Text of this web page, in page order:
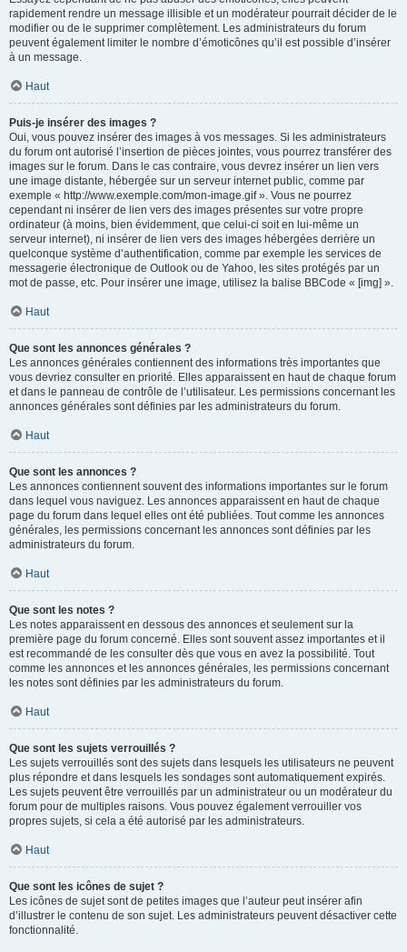
rapidement rendre un message illisible et un modérateur pourrait décider de le
modifier ou de le supprimer complètement. Les administrateurs du forum
peuvent également limiter le nombre d’émoticônes qu’il est possible d’insérer
à un message.
Haut
Puis-je insérer des images ?
Oui, vous pouvez insérer des images à vos messages. Si les administrateurs
du forum ont autorisé l’insertion de pièces jointes, vous pourrez transférer des
images sur le forum. Dans le cas contraire, vous devrez insérer un lien vers
une image distante, hébergée sur un serveur internet public, comme par
exemple « http://www.exemple.com/mon-image.gif ». Vous ne pourrez
cependant ni insérer de lien vers des images présentes sur votre propre
ordinateur (à moins, bien évidemment, que celui-ci soit en lui-même un
serveur internet), ni insérer de lien vers des images hébergées derrière un
quelconque système d’authentification, comme par exemple les services de
messagerie électronique de Outlook ou de Yahoo, les sites protégés par un
mot de passe, etc. Pour insérer une image, utilisez la balise BBCode « [img] ».
Haut
Que sont les annonces générales ?
Les annonces générales contiennent des informations très importantes que
vous devriez consulter en priorité. Elles apparaissent en haut de chaque forum
et dans le panneau de contrôle de l’utilisateur. Les permissions concernant les
annonces générales sont définies par les administrateurs du forum.
Haut
Que sont les annonces ?
Les annonces contiennent souvent des informations importantes sur le forum
dans lequel vous naviguez. Les annonces apparaissent en haut de chaque
page du forum dans lequel elles ont été publiées. Tout comme les annonces
générales, les permissions concernant les annonces sont définies par les
administrateurs du forum.
Haut
Que sont les notes ?
Les notes apparaissent en dessous des annonces et seulement sur la
première page du forum concerné. Elles sont souvent assez importantes et il
est recommandé de les consulter dès que vous en avez la possibilité. Tout
comme les annonces et les annonces générales, les permissions concernant
les notes sont définies par les administrateurs du forum.
Haut
Que sont les sujets verrouillés ?
Les sujets verrouillés sont des sujets dans lesquels les utilisateurs ne peuvent
plus répondre et dans lesquels les sondages sont automatiquement expirés.
Les sujets peuvent être verrouillés par un administrateur ou un modérateur du
forum pour de multiples raisons. Vous pouvez également verrouiller vos
propres sujets, si cela a été autorisé par les administrateurs.
Haut
Que sont les icônes de sujet ?
Les icônes de sujet sont de petites images que l’auteur peut insérer afin
d’illustrer le contenu de son sujet. Les administrateurs peuvent désactiver cette
fonctionnalité.